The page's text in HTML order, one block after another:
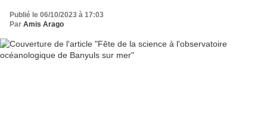
Publié le 06/10/2023 à 17:03
Par Amis Arago